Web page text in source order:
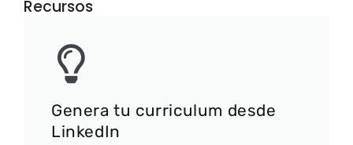
Recursos
Genera tu curriculum desde
LinkedIn